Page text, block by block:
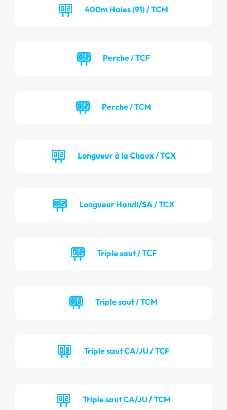
400m Haies (91) / TCM
Perche / TCF
Perche / TCM
Longueur à la Chaux / TCX
Longueur Handi/SA / TCX
Triple saut / TCF
Triple saut / TCM
Triple saut CA/JU / TCF
Triple saut CA/JU / TCM